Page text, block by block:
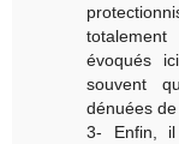
évoqués
souvent
dénuées
3- Enfin,